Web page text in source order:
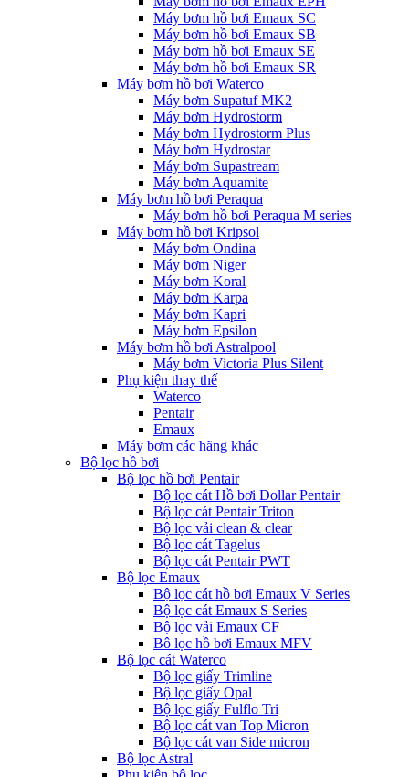
Máy bơm hồ bơi Emaux SC
Máy bơm hồ bơi Emaux SB
Máy bơm hồ bơi Emaux SE
Máy bơm hồ bơi Emaux SR
Máy bơm hồ bơi Waterco
Máy bơm Supatuf MK2
Máy bơm Hydrostorm
Máy bơm Hydrostorm Plus
Máy bơm Hydrostar
Máy bơm Supastream
Máy bơm Aquamite
Máy bơm hồ bơi Peraqua
Máy bơm hồ bơi Peraqua M series
Máy bơm hồ bơi Kripsol
Máy bơm Ondina
Máy bơm Niger
Máy bơm Koral
Máy bơm Karpa
Máy bơm Kapri
Máy bơm Epsilon
Máy bơm hồ bơi Astralpool
Máy bơm Victoria Plus Silent
Phụ kiện thay thế
Waterco
Pentair
Emaux
Máy bơm các hãng khác
Bộ lọc hồ bơi
Bộ lọc hồ bơi Pentair
Bộ lọc cát Hồ bơi Dollar Pentair
Bộ lọc cát Pentair Triton
Bộ lọc vải clean & clear
Bộ lọc cát Tagelus
Bộ lọc cát Pentair PWT
Bộ lọc Emaux
Bộ lọc cát hồ bơi Emaux V Series
Bộ lọc cát Emaux S Series
Bộ lọc vải Emaux CF
Bô lọc hồ bơi Emaux MFV
Bộ lọc cát Waterco
Bộ lọc giấy Trimline
Bộ lọc giấy Opal
Bộ lọc giấy Fulflo Tri
Bộ lọc cát van Top Micron
Bộ lọc cát van Side micron
Bộ lọc Astral